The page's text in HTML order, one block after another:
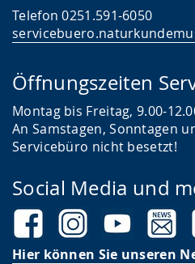
Telefon 0251.591-6050
Öffnungszeiten
Montag bis Freitag, 9.00-
An Samstagen, Sonntagen
Servicebüro nicht besetzt!
Social Media und
Hier können Sie unseren